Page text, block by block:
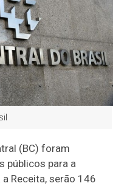
(BC) foram
públicos para a
Receita, serão 146